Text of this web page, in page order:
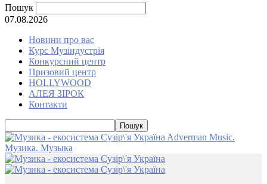
Пошук
07.08.2026
Новини про вас
Курс Музіндустрія
Конкурсний центр
Призовий центр
HOLLYWOOD
АЛЕЯ ЗІРОК
Контакти
Adverman Music.
Музика. Музыка